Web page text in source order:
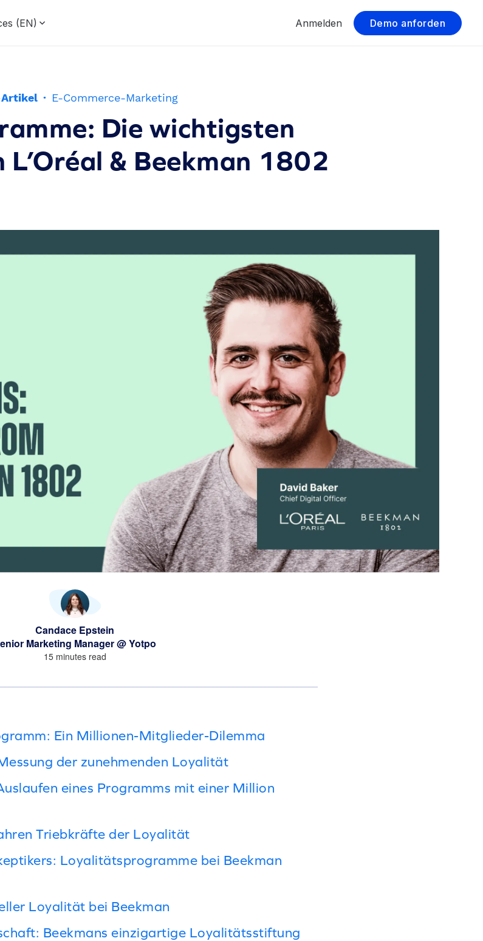
(EN) Anmelden Demo anforden
· E-Commerce-Marketing
Die wichtigsten
& Beekman 1802
Candace Epstein
Marketing Manager @ Yotpo
15 minutes read
Ein Millionen-Mitglieder-Dilemma
der zunehmenden Loyalität
eines Programms mit einer Million
Triebkräfte der Loyalität
Loyalitätsprogramme bei Beekman
Loyalität bei Beekman
Beekmans einzigartige Loyalitätsstiftung